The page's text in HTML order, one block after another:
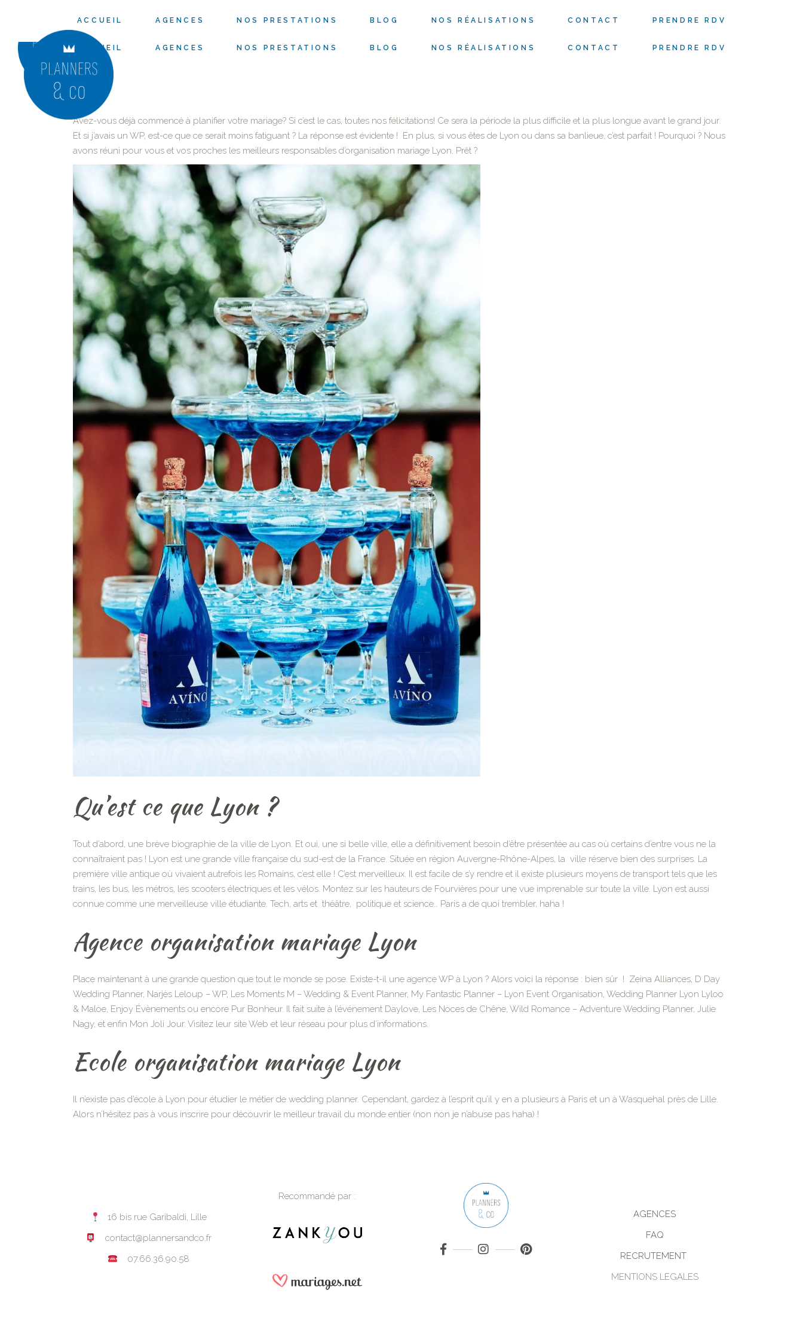
ACCUEIL AGENCES NOS PRESTATIONS BLOG NOS RÉALISATIONS CONTACT PRENDRE RDV
ACCUEIL AGENCES NOS PRESTATIONS BLOG NOS RÉALISATIONS CONTACT PRENDRE RDV
Avez-vous déjà commencé à planifier votre mariage? Si c’est le cas, toutes nos félicitations! Ce sera la période la plus difficile et la plus longue avant le grand jour.
Et si j’avais un WP, est-ce que ce serait moins fatiguant ? La réponse est évidente ! En plus, si vous êtes de Lyon ou dans sa banlieue, c’est parfait ! Pourquoi ? Nous
avons réuni pour vous et vos proches les meilleurs responsables d’organisation mariage Lyon. Prêt ?
Qu’est ce que Lyon ?
Tout d’abord, une brève biographie de la ville de Lyon. Et oui, une si belle ville, elle a définitivement besoin d’être présentée au cas où certains d’entre vous ne la
connaîtraient pas ! Lyon est une grande ville française du sud-est de la France. Située en région Auvergne-Rhône-Alpes, la ville réserve bien des surprises. La
première ville antique où vivaient autrefois les Romains, c’est elle ! C’est merveilleux. Il est facile de s’y rendre et il existe plusieurs moyens de transport tels que les
trains, les bus, les métros, les scooters électriques et les vélos. Montez sur les hauteurs de Fourvières pour une vue imprenable sur toute la ville. Lyon est aussi
connue comme une merveilleuse ville étudiante. Tech, arts et théâtre, politique et science… Paris a de quoi trembler, haha ​​!
Agence organisation mariage Lyon
Place maintenant à une grande question que tout le monde se pose. Existe-t-il une agence WP à Lyon ? Alors voici la réponse : bien sûr ! Zeina Alliances, D Day
Wedding Planner, Narjès Leloup – WP, Les Moments M – Wedding & Event Planner, My Fantastic Planner – Lyon Event Organisation, Wedding Planner Lyon Lyloo
& Maloe, Enjoy Évènements ou encore Pur Bonheur. Il fait suite à l’événement Daylove, Les Noces de Chêne, Wild Romance – Adventure Wedding Planner, Julie
Nagy, et enfin Mon Joli Jour. Visitez leur site Web et leur réseau pour plus d’informations.
Ecole organisation mariage Lyon
Il n’existe pas d’école à Lyon pour étudier le métier de wedding planner. Cependant, gardez à l’esprit qu’il y en a plusieurs à Paris et un à Wasquehal près de Lille.
Alors n’hésitez pas à vous inscrire pour découvrir le meilleur travail du monde entier (non non je n’abuse pas haha) !
16 bis rue Garibaldi, Lille
contact@plannersandco.fr
07.66.36.90.58
Recommandé par :
AGENCES
FAQ
RECRUTEMENT
MENTIONS LEGALES